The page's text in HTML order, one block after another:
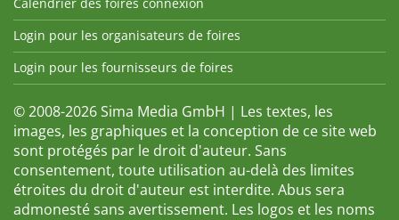
Login pour les organisateurs de foires
Login pour les fournisseurs de foires
© 2008-2026 Sima Media GmbH | Les textes, les
images, les graphiques et la conception de ce site web
sont protégés par le droit d'auteur. Sans
consentement, toute utilisation au-delà des limites
étroites du droit d'auteur est interdite. Abus sera
admonesté sans avertissement. Les logos et les noms